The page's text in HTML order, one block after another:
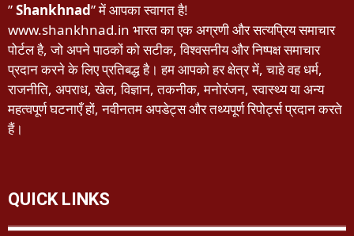
”Shankhnad” में आपका स्वागत है!
www.shankhnad.in भारत का एक अग्रणी और सत्यप्रिय समाचार
पोर्टल है, जो अपने पाठकों को सटीक, विश्वसनीय और निष्पक्ष समाचार
प्रदान करने के लिए प्रतिबद्ध है। हम आपको हर क्षेत्र में, चाहे वह धर्म,
राजनीति, अपराध, खेल, विज्ञान, तकनीक, मनोरंजन, स्वास्थ्य या अन्य
महत्वपूर्ण घटनाएँ हों, नवीनतम अपडेट्स और तथ्यपूर्ण रिपोर्ट्स प्रदान करते
हैं।
QUICK LINKS